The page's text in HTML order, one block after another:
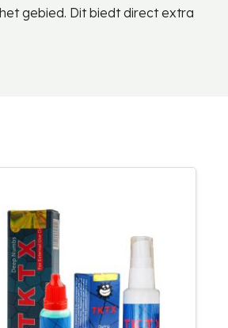
gebied. Dit biedt direct extra